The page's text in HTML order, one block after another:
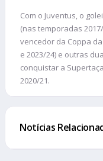
Com o Juventus, o
(nas temporadas
vencedor da Coppa
e 2023/24) e outras
conquistar a
2020/21.
Notícias